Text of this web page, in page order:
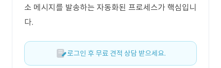
소 메시지를 발송하는 자동화된 프로세스가 핵심입니
다.
로그인 후 무료 견적 상담 받으세요.